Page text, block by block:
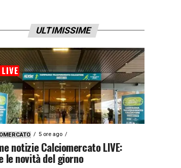
ULTIMISSIME
5 ore ago
notizie Calciomercato LIVE:
le novità del giorno